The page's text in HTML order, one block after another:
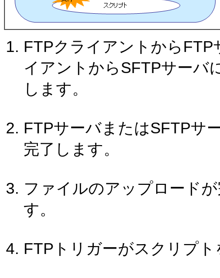
FTPクライアントから
イアントからSFTPサーバ
します。
FTPサーバまたはSFTPサ
完了します。
ファイルのアップロード
す。
FTPトリガーがスクリプ